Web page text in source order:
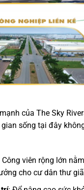
của The Sky
sống tại đây
Công viên rộng lớn
cho cư dân thư